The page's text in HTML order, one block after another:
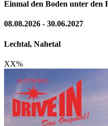
Einmal den Boden unter den
08.08.2026 - 30.06.2027
Lechtal, Nahetal
XX%